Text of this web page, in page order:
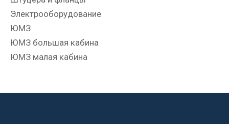
Электрооборудование
ЮМЗ
ЮМЗ большая кабина
ЮМЗ малая кабина